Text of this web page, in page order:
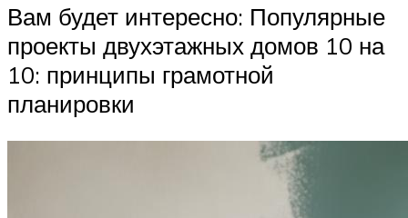
Вам будет интересно: Популярные
проекты двухэтажных домов 10 на
10: принципы грамотной
планировки